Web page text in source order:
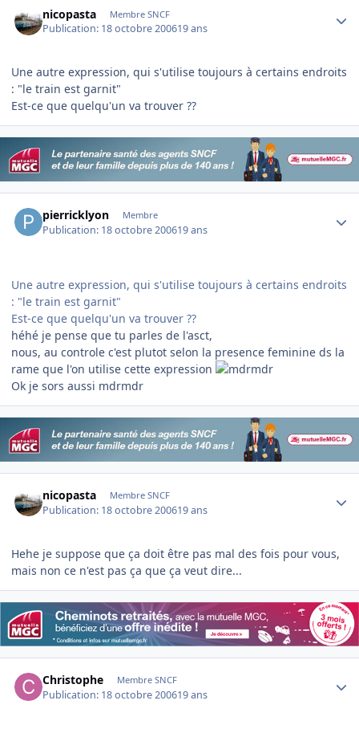
nicopasta Membre SNCF
Publication: 18 octobre 200619 ans
Une autre expression, qui s'utilise toujours à certains endroits
: "le train est garnit"
Est-ce que quelqu'un va trouver ??
pierricklyon Membre
Publication: 18 octobre 200619 ans
Une autre expression, qui s'utilise toujours à certains endroits
: "le train est garnit"
Est-ce que quelqu'un va trouver ??
héhé je pense que tu parles de l'asct,
nous, au controle c'est plutot selon la presence feminine ds la
rame que l'on utilise cette expression
Ok je sors aussi mdrmdr
nicopasta Membre SNCF
Publication: 18 octobre 200619 ans
Hehe je suppose que ça doit être pas mal des fois pour vous,
mais non ce n'est pas ça que ça veut dire...
Christophe Membre SNCF
Publication: 18 octobre 200619 ans